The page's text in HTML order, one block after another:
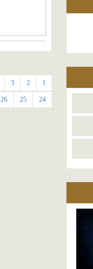
1
2
3
24
25
26